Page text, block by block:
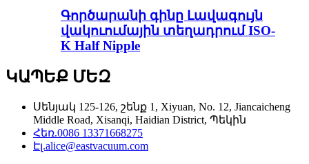
Գործարանի գինը Լավագույն
վակուումային տեղադրում ISO-
K Half Nipple
ԿԱՊԵՔ ՄԵԶ
Սենյակ 125-126, շենք 1, Xiyuan, No. 12, Jiancaicheng
Middle Road, Xisanqi, Haidian District, Պեկին
Հեռ.0086 13371668275
Էլ.alice@eastvacuum.com